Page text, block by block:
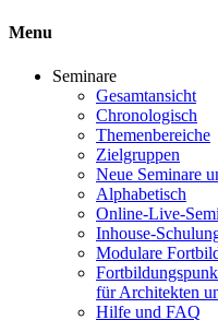
Menu
Seminare
Gesamtansicht
Chronologisch
Themenbereiche
Zielgruppen
Neue Seminare
Alphabetisch
Online-Live-
Inhouse-
Modulare
für Architekten
Hilfe und FAQ